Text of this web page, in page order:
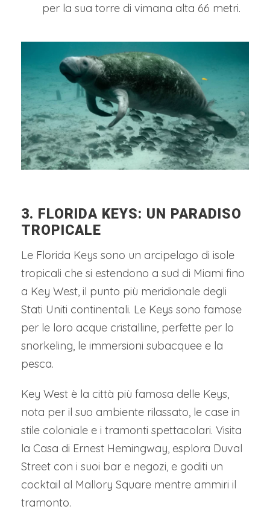
per la sua torre di vimana alta 66 metri.
3. FLORIDA KEYS: UN PARADISO
TROPICALE
Le Florida Keys sono un arcipelago di isole
tropicali che si estendono a sud di Miami fino
a Key West, il punto più meridionale degli
Stati Uniti continentali. Le Keys sono famose
per le loro acque cristalline, perfette per lo
snorkeling, le immersioni subacquee e la
pesca.
Key West è la città più famosa delle Keys,
nota per il suo ambiente rilassato, le case in
stile coloniale e i tramonti spettacolari. Visita
la Casa di Ernest Hemingway, esplora Duval
Street con i suoi bar e negozi, e goditi un
cocktail al Mallory Square mentre ammiri il
tramonto.